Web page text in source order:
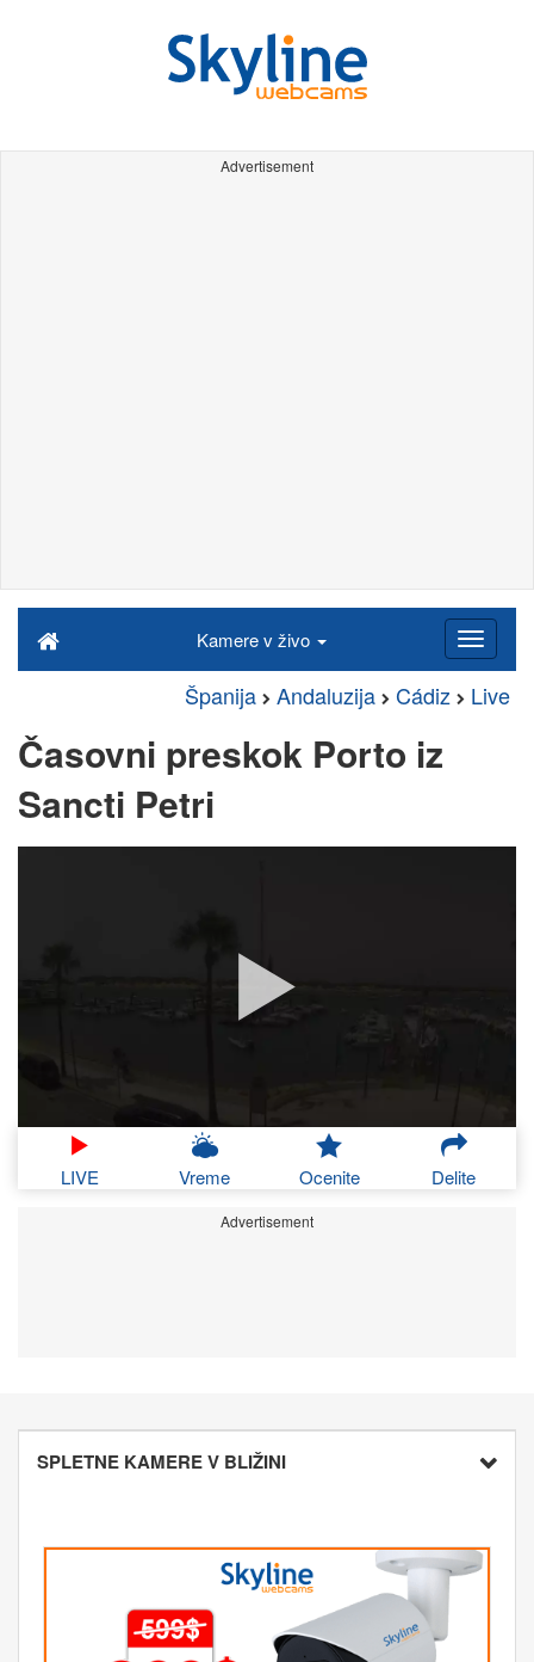
Advertisement
Kamere v živo
Španija Andaluzija Cádiz Live
Časovni preskok Porto iz
Sancti Petri
LIVE Vreme Ocenite Delite
Advertisement
SPLETNE KAMERE V BLIŽINI